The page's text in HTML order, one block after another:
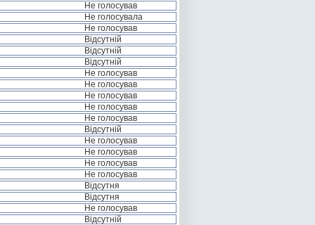
Не голосував
Не голосувала
Не голосував
Відсутній
Відсутній
Відсутній
Не голосував
Не голосував
Не голосував
Не голосував
Не голосував
Відсутній
Не голосував
Не голосував
Не голосував
Не голосував
Відсутня
Відсутня
Не голосував
Відсутній